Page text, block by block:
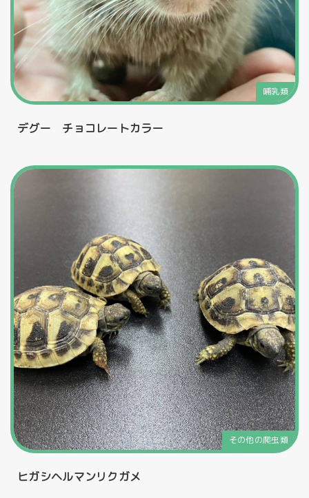
哺乳類
デグー チョコレートカラー
その他の爬虫類
ヒガシヘルマンリクガメ